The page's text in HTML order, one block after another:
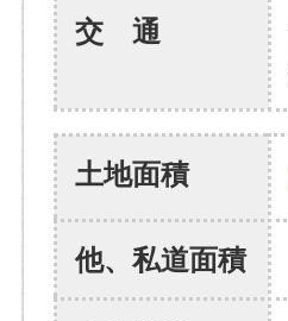
交 通
土地面積
他、私道面積